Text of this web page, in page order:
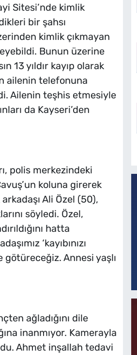
Sitesi’nde kimlik
bir şahsı
kimlik çıkmayan
Bunun üzerine
13 yıldır kayıp olarak
ailenin telefonuna
Ailenin teşhis etmesiyle
da Kayseri’den
polis merkezindeki
koluna girerek
Ali Özel (50),
söyledi. Özel,
hatta
‘kayıbınızı
götüreceğiz. Annesi yaşlı
ağladığını dile
inanmıyor. Kamerayla
Ahmet inşallah tedavi